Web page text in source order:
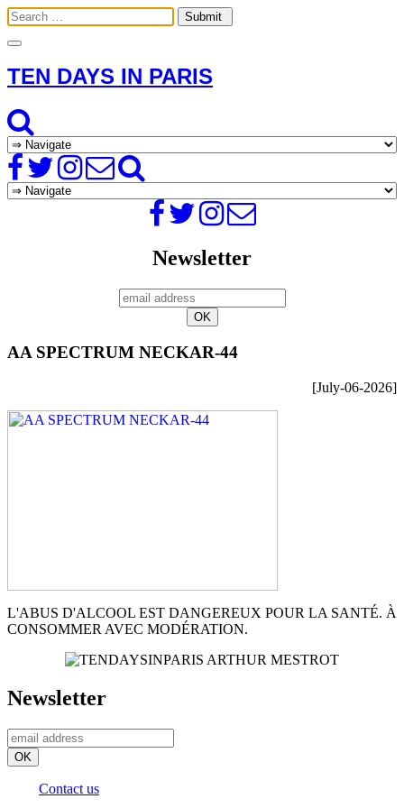
Toggle
TEN DAYS IN PARIS
Newsletter
AA SPECTRUM NECKAR-44
[July-06-2026]
L'ABUS D'ALCOOL EST DANGEREUX POUR LA SANTÉ. À
CONSOMMER AVEC MODÉRATION.
Newsletter
Contact us